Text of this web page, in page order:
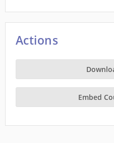
Actions
Embed